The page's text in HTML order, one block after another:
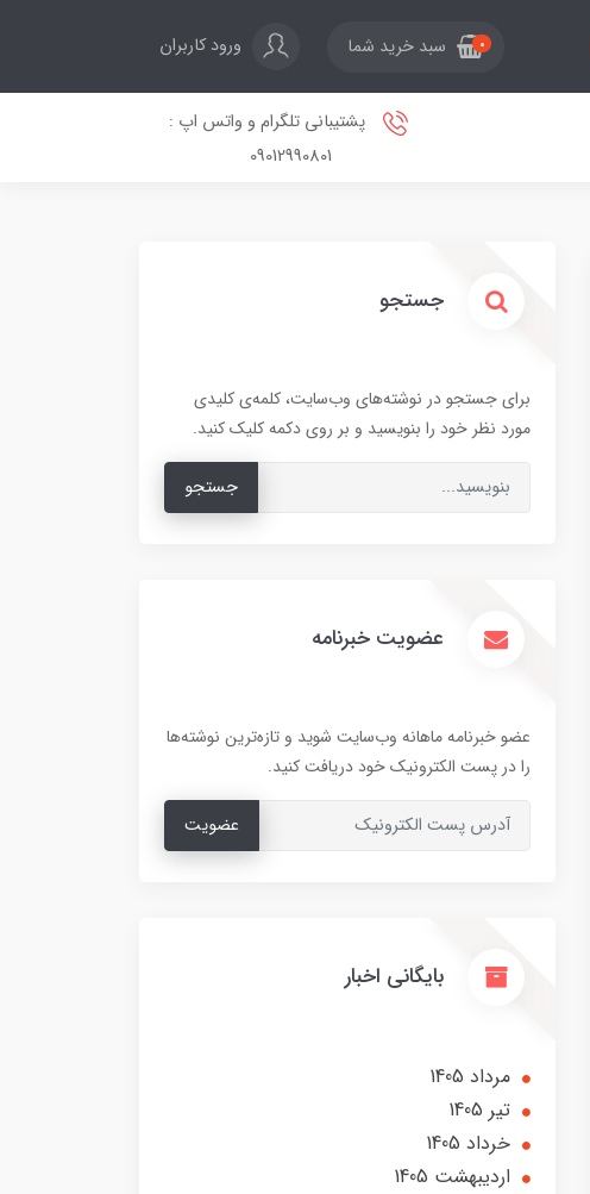
0 سبد خرید شما ورود کاربران
پشتیبانی تلگرام و واتس اپ :
09012990801
جستجو
برای جستجو در نوشته‌های وب‌سایت، کلمه‌ی کلیدی
مورد نظر خود را بنویسید و بر روی دکمه کلیک کنید.
جستجو
عضویت خبرنامه
عضو خبرنامه ماهانه وب‌سایت شوید و تازه‌ترین نوشته‌ها
را در پست الکترونیک خود دریافت کنید.
عضویت
بایگانی اخبار
مرداد 1405
تير 1405
خرداد 1405
ارديبهشت 1405